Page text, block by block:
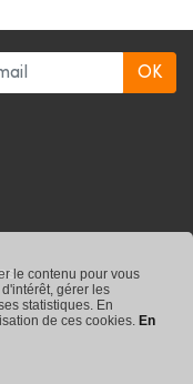
le contenu pour vous
gérer les
statistiques. En
de ces cookies. En